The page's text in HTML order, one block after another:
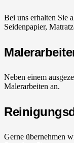
Bei uns erhalten Sie
Seidenpapier,
Neben einem
Malerarbeiten an.
Gerne übernehmen